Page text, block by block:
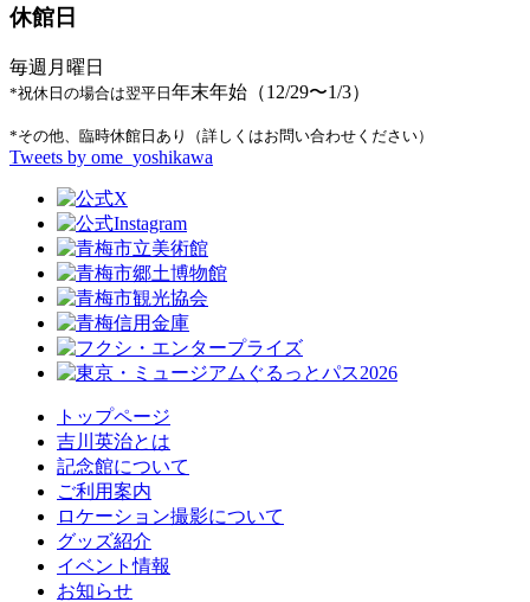
休館日
毎週月曜日
*祝休日の場合は翌平日 年末年始（12/29〜1/3）
*その他、臨時休館日あり（詳しくはお問い合わせください）
Tweets by ome_yoshikawa
トップページ
吉川英治とは
記念館について
ご利用案内
ロケーション撮影について
グッズ紹介
イベント情報
お知らせ